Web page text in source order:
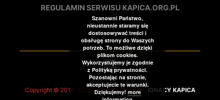
REGULAMIN SERWISU KAPICA.ORG.PL
Copyright © 2014-2026 All Rights Reserved IGNACY KAPICA
Szanowni Państwo,
nieustannie staramy się
dostosowywać treści i
obsługę strony do Waszych
potrzeb. To możliwe dzięki
plikom cookies.
Wykorzystujemy je zgodnie
z Polityką prywatności.
Pozostając na stronie,
akceptujecie te warunki.
Dziękujemy!more